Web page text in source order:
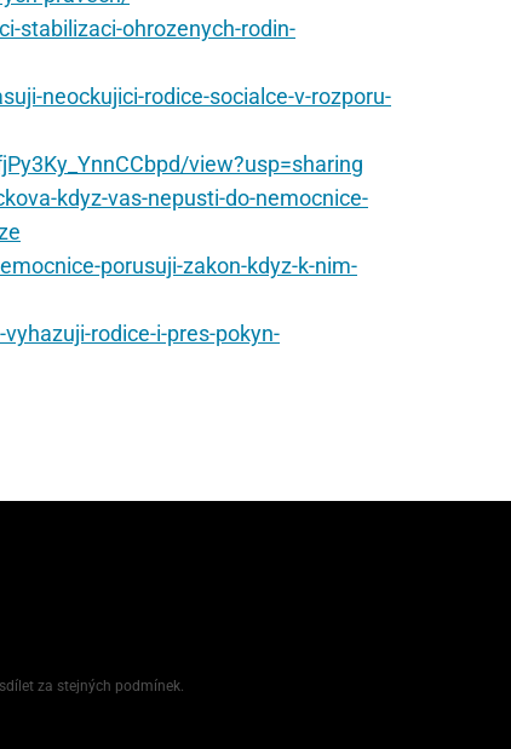
stabilizaci-ohrozenych-rodin-
neockujici-rodice-socialce-v-rozporu-
view?usp=sharing
kdyz-vas-nepusti-do-nemocnice-
porusuji-zakon-kdyz-k-nim-
rodice-i-pres-pokyn-
za stejných podmínek.